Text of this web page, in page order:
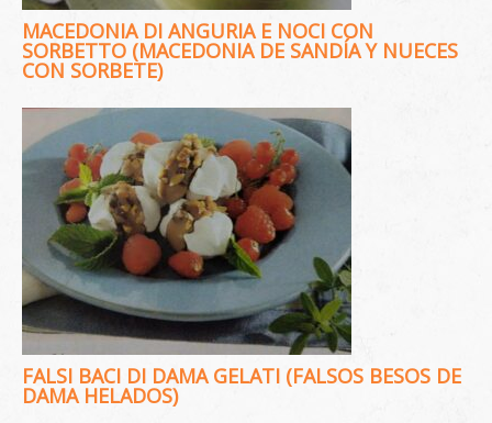
MACEDONIA DI ANGURIA E NOCI CON
SORBETTO (MACEDONIA DE SANDÍA Y NUECES
CON SORBETE)
FALSI BACI DI DAMA GELATI (FALSOS BESOS DE
DAMA HELADOS)